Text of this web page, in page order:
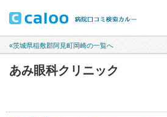
«茨城県稲敷郡阿見町岡崎の一覧へ
あみ眼科クリニック